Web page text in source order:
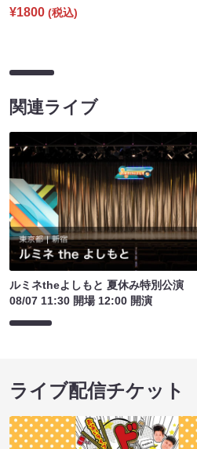
¥1800 (税込)
関連ライブ
ルミネtheよしもと 夏休み特別公演
08/07 11:30 開場 12:00 開演
ライブ配信チケット